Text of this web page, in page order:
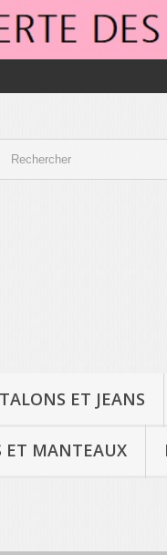
ET JEANS
ET MANTEAUX